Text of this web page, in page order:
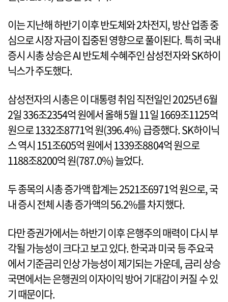
이는 지난해 하반기 이후 반도체와 2차전지, 방산 업종 중
심으로 시장 자금이 집중된 영향으로 풀이된다. 특히 국내
증시 시총 상승은 AI 반도체 수혜주인 삼성전자와 SK하이
닉스가 주도했다.
삼성전자의 시총은 이 대통령 취임 직전일인 2025년 6월
2일 336조2354억 원에서 올해 5월 11일 1669조1125억
원으로 1332조8771억 원(396.4%) 급증했다. SK하이닉
스 역시 151조605억 원에서 1339조8804억 원으로
1188조8200억 원(787.0%) 늘었다.
두 종목의 시총 증가액 합계는 2521조6971억 원으로, 국
내 증시 전체 시총 증가액의 56.2%를 차지했다.
다만 증권가에서는 하반기 이후 은행주의 매력이 다시 부
각될 가능성이 크다고 보고 있다. 한국과 미국 등 주요국
에서 기준금리 인상 가능성이 제기되는 가운데, 금리 상승
국면에서는 은행권의 이자이익 방어 기대감이 커질 수 있
기 때문이다.